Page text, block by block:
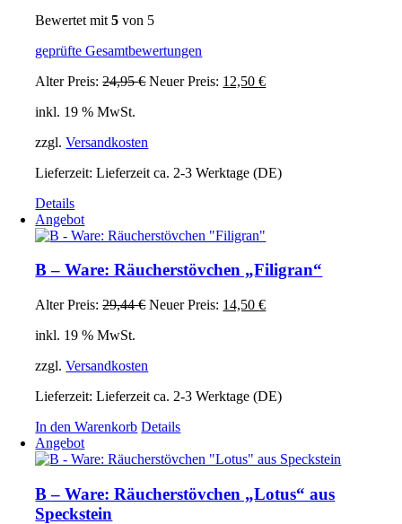
Bewertet mit5 von 5
geprüfte Gesamtbewertungen
Alter Preis: 24,95€ Ursprünglicher
Neuer Preis: 12,50€Aktueller
inkl. 19 % MwSt.
zzgl.Versandkosten
Lieferzeit:Lieferzeit ca. 2-3 Werktage (DE)
Details
Angebot
B – Ware: Räucherstövchen „Filigran“
Alter Preis: 29,44€ Ursprünglicher
Neuer Preis: 14,50€Aktueller
inkl. 19 % MwSt.
zzgl.Versandkosten
Lieferzeit:Lieferzeit ca. 2-3 Werktage (DE)
In den Warenkorb Details
Angebot
B – Ware: Räucherstövchen „Lotus“ aus
Speckstein